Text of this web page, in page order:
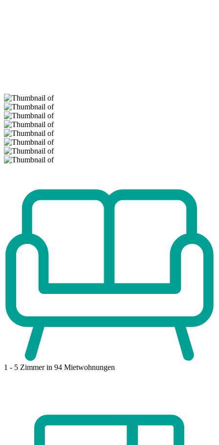
1 - 5 Zimmer in 94 Mietwohnungen